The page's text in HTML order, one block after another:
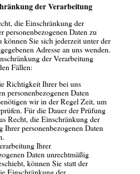
der Verarbeitung
die Einschränkung der
personenbezogenen Daten zu
können Sie sich jederzeit unter der
Adresse an uns wenden.
der Verarbeitung
Fällen:
Richtigkeit Ihrer bei uns
personenbezogenen Daten
wir in der Regel Zeit, um
Für die Dauer der Prüfung
Recht, die Einschränkung der
Ihrer personenbezogenen Daten
Ihrer
Daten unrechtmäßig
können Sie statt der
Einschränkung der